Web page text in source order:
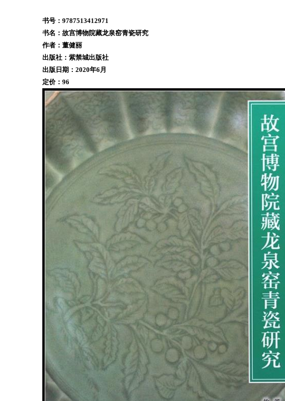
书号：9787513412971
书名：故宫博物院藏龙泉窑青瓷研究
作者：董健丽
出版社 ： 紫禁城出版社
出版日期：2020年6月
定价：96